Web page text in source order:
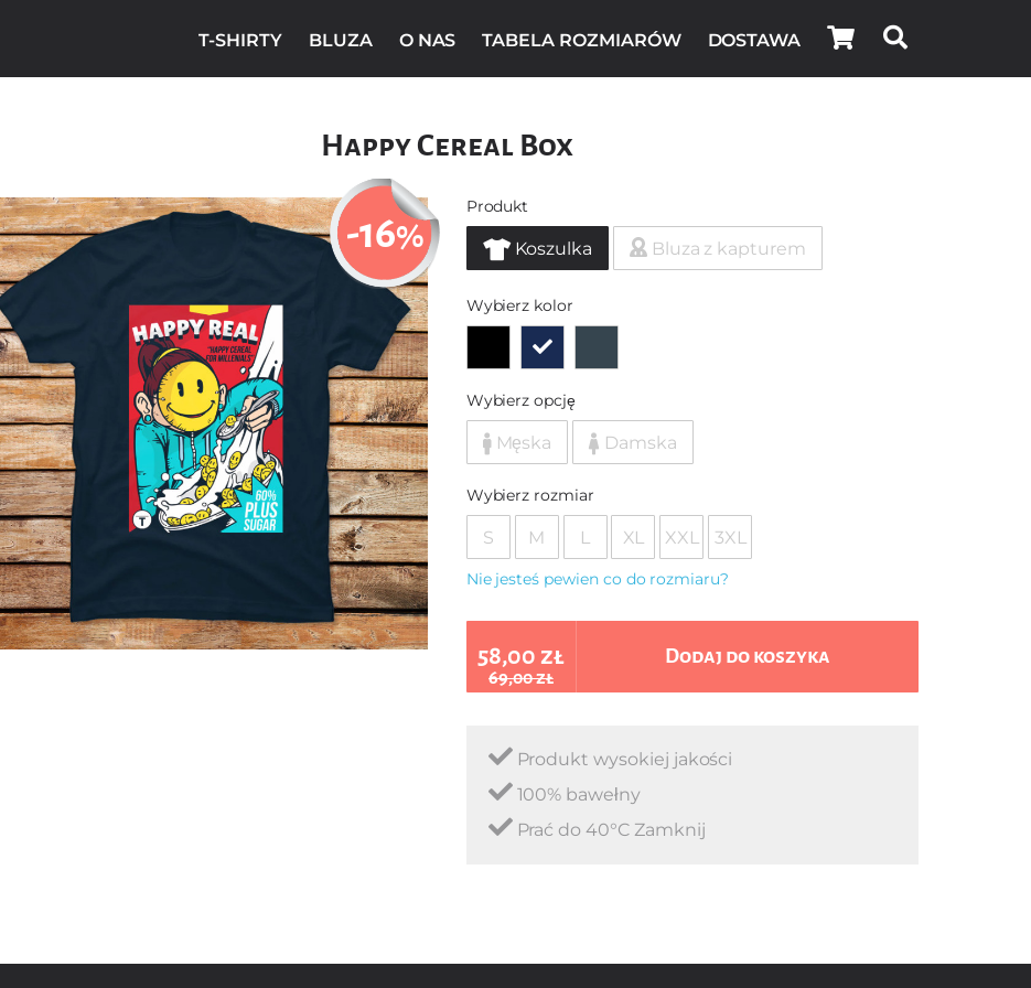
T-SHIRTY BLUZA O NAS TABELA ROZMIARÓW DOSTAWA
Happy Cereal Box
-16%
Produkt
Koszulka Bluza z kapturem
Wybierz kolor
Wybierz opcję
Męska Damska
Wybierz rozmiar
S M L XL XXL 3XL
Nie jesteś pewien co do rozmiaru?
58,00 zł
69,00 zł
Dodaj do koszyka
Produkt wysokiej jakości
100% bawełny
Prać do 40°C Zamknij